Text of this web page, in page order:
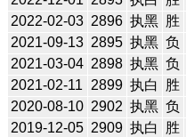
2022-02-03 2896 执黑 胜
2021-09-13 2895 执黑 负
2021-03-04 2898 执黑 负
2021-02-11
2899 执白 胜
2020-08-10 2902 执黑 负
2019-12-05 2909 执白 胜